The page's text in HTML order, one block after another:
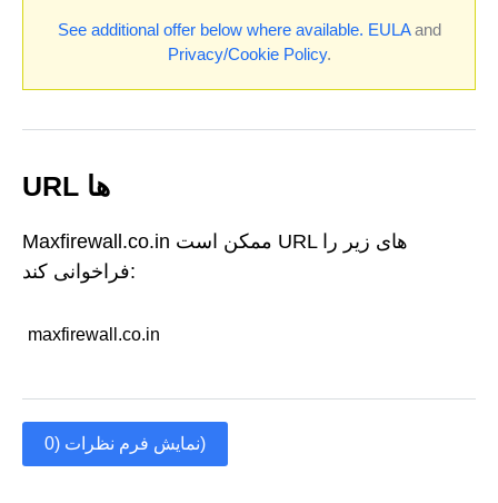
See additional offer below where available. EULAand
Privacy/Cookie Policy.
URL ها
Maxfirewall.co.in ممکن است URL های زیر را
فراخوانی کند:
maxfirewall.co.in
نمایش فرم نظرات (0)